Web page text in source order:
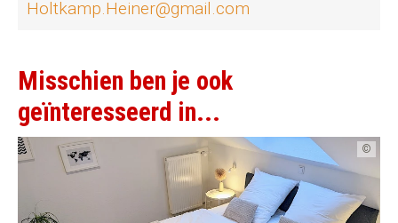
Holtkamp.Heiner@gmail.com
Misschien ben je ook
geïnteresseerd in...
©